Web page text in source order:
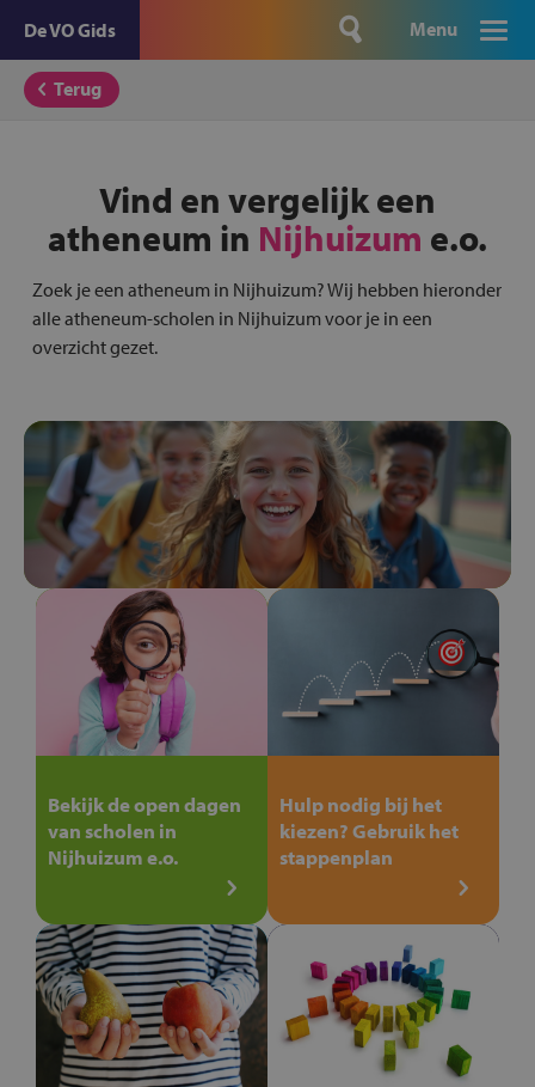
De VO Gids Menu
Terug
Vind en vergelijk een
atheneum in Nijhuizum e.o.
Zoek je een atheneum in Nijhuizum? Wij hebben hieronder
alle atheneum-scholen in Nijhuizum voor je in een
overzicht gezet.
Bekijk de open dagen
van scholen in
Nijhuizum e.o.
Hulp nodig bij het
kiezen? Gebruik het
stappenplan